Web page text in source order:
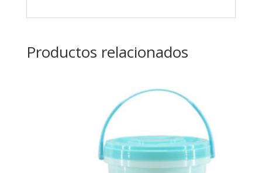
Productos relacionados